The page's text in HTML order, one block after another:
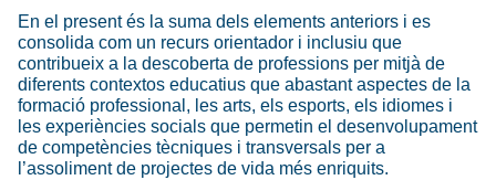
En el present és la suma dels elements anteriors i es
consolida com un recurs orientador i inclusiu que
contribueix a la descoberta de professions per mitjà de
diferents contextos educatius que abastant aspectes de la
formació professional, les arts, els esports, els idiomes i
les experiències socials que permetin el desenvolupament
de competències tècniques i transversals per a
l’assoliment de projectes de vida més enriquits.